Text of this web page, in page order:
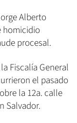
Alberto
homicidio
procesal.
Fiscalía General
el pasado
la 12a. calle
Salvador.